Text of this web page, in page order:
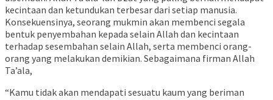
kecintaan dan ketundukan terbesar dari setiap manusia.
Konsekuensinya, seorang mukmin akan membenci segala
bentuk penyembahan kepada selain Allah dan kecintaan
terhadap sesembahan selain Allah, serta membenci orang-
orang yang melakukan demikian. Sebagaimana firman Allah
Ta’ala,
“Kamu tidak akan mendapati sesuatu kaum yang beriman